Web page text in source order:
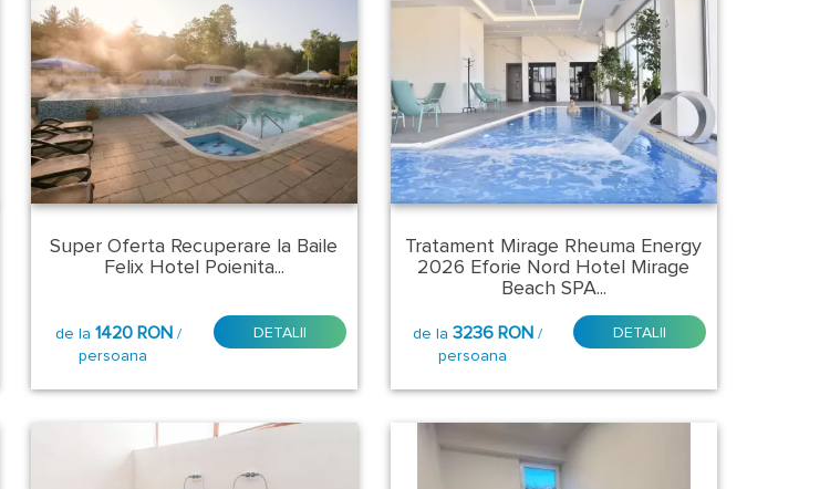
Super Oferta Recuperare la Baile
Felix Hotel Poienita...
de la 1420 RON /
persoana
DETALII
Tratament Mirage Rheuma Energy
2026 Eforie Nord Hotel Mirage
Beach SPA...
de la3236 RON /
persoana
DETALII